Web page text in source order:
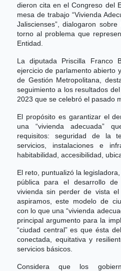
dieron cita en el Congreso del
mesa de trabajo “Vivienda
Jaliscienses”, dialogaron
torno al problema que
Entidad.
La diputada Priscilla Franco
ejercicio de parlamento abierto
de Gestión Metropolitana,
seguimiento a los resultados
2023 que se celebró el pasado
El propósito es garantizar el
una “vivienda adecuada”
requisitos: seguridad de la
servicios, instalaciones e
habitabilidad, accesibilidad,
El reto, puntualizó la
pública para el desarrollo de
vivienda sin perder de vista
aspiramos, este modelo de
con lo que una “vivienda
principal argumento para la
“ciudad central” es que ésta
conectada, equitativa y
servicios básicos.
Considera que los